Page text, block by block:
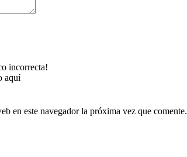
incorrecta!
aquí
en este navegador la próxima vez que comente.